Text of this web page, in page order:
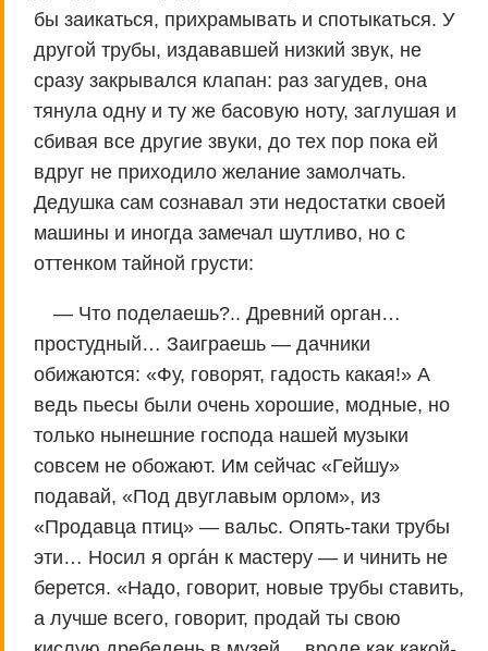
бы заикаться, прихрамывать и спотыкаться. У
другой трубы, издававшей низкий звук, не
сразу закрывался клапан: раз загудев, она
тянула одну и ту же басовую ноту, заглушая и
сбивая все другие звуки, до тех пор пока ей
вдруг не приходило желание замолчать.
Дедушка сам сознавал эти недостатки своей
машины и иногда замечал шутливо, но с
оттенком тайной грусти:
— Что поделаешь?.. Древний орган…
простудный… Заиграешь — дачники
обижаются: «Фу, говорят, гадость какая!» А
ведь пьесы были очень хорошие, модные, но
только нынешние господа нашей музыки
совсем не обожают. Им сейчас «Гейшу»
подавай, «Под двуглавым орлом», из
«Продавца птиц» — вальс. Опять-таки трубы
эти… Носил я оргáн к мастеру — и чинить не
берется. «Надо, говорит, новые трубы ставить,
а лучше всего, говорит, продай ты свою